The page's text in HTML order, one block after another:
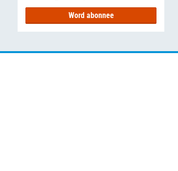
Word abonnee